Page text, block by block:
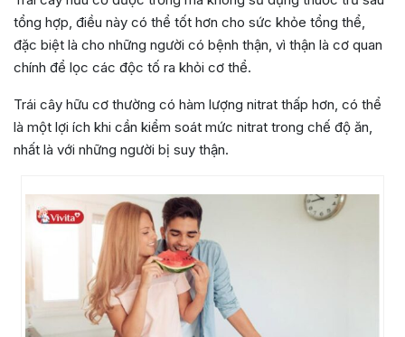
tổng hợp, điều này có thể tốt hơn cho sức khỏe tổng thể,
đặc biệt là cho những người có bệnh thận, vì thận là cơ quan
chính để lọc các độc tố ra khỏi cơ thể.
Trái cây hữu cơ thường có hàm lượng nitrat thấp hơn, có thể
là một lợi ích khi cần kiểm soát mức nitrat trong chế độ ăn,
nhất là với những người bị suy thận.